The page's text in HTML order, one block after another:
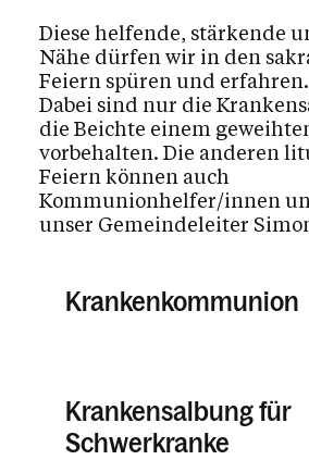
Diese helfende, stärkende
Nähe dürfen wir in den
Feiern spüren und erfahren.
Dabei sind nur die
die Beichte einem
vorbehalten. Die anderen
Feiern können auch
Kommunionhelfer/innen
unser Gemeindeleiter
Krankenkommunion
Krankensalbung für
Schwerkranke